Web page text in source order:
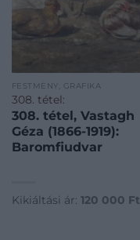
FESTMÉNY, GRAFIKA
308. tétel:
308. tétel, Vastagh
Géza (1866-1919):
Baromfiudvar
Kikiáltási ár: 120 000 Ft